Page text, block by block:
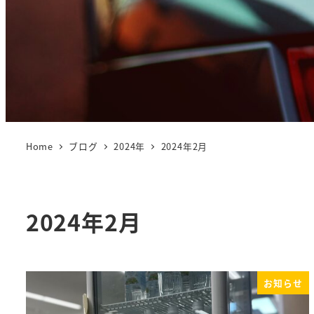
Home ブログ 2024年 2024年2月
2024年2月
お知らせ